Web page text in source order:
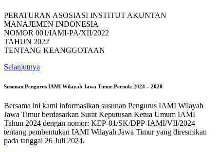
PERATURAN ASOSIASI INSTITUT AKUNTAN
MANAJEMEN INDONESIA
NOMOR 001/IAMI-PA/XII/2022
TAHUN 2022
TENTANG KEANGGOTAAN
Selanjutnya
Susunan Pengurus IAMI Wilayah Jawa Timur Periode 2024 – 2028
Bersama ini kami informasikan susunan Pengurus IAMI Wilayah
Jawa Timur berdasarkan Surat Keputusan Ketua Umum IAMI
Tahun 2024 dengan nomor: KEP-01/SK/DPP-IAMI/VII/2024
tentang pembentukan IAMI Wilayah Jawa Timur yang diresmikan
pada tanggal 26 Juli 2024.